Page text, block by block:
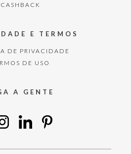
CASHBACK
E TERMOS
DE PRIVACIDADE
DE USO
A GENTE